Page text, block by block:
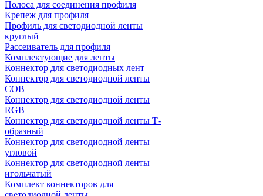
Полоса для соединения профиля
Крепеж для профиля
Профиль для светодиодной ленты
круглый
Рассеиватель для профиля
Комплектующие для ленты
Коннектор для светодиодных лент
Коннектор для светодиодной ленты
COB
Коннектор для светодиодной ленты
RGB
Коннектор для светодиодной ленты Т-
образный
Коннектор для светодиодной ленты
угловой
Коннектор для светодиодной ленты
игольчатый
Комплект коннекторов для